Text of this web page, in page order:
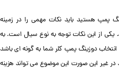
پمپ هستید باید نکات مهمی را در زمینه
یکی از این نکات توجه به نوع سیال است. به
انتخاب دوزینگ پمپ کلر شما به گونه ای باشد
غیر این صورت این موضوع می تواند هزینه